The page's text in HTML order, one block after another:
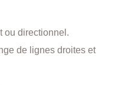
ou directionnel.
de lignes droites et